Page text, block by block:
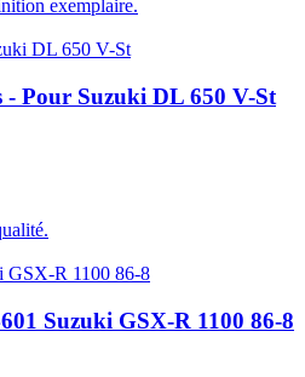
exemplaire.
- Pour Suzuki DL 650 V-St
Suzuki GSX-R 1100 86-8